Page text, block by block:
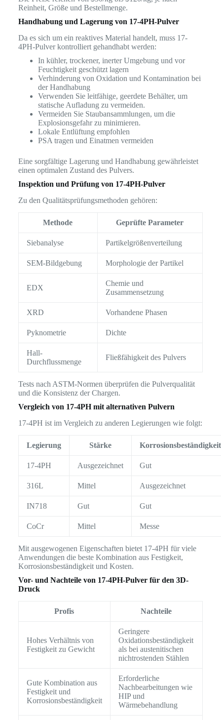
Reinheit, Größe und Bestellmenge.
Handhabung und Lagerung von 17-4PH-Pulver
Da es sich um ein reaktives Material handelt, muss 17-
4PH-Pulver kontrolliert gehandhabt werden:
In kühler, trockener, inerter Umgebung und vor
Feuchtigkeit geschützt lagern
Verhinderung von Oxidation und Kontamination bei
der Handhabung
Verwenden Sie leitfähige, geerdete Behälter, um
statische Aufladung zu vermeiden.
Vermeiden Sie Staubansammlungen, um die
Explosionsgefahr zu minimieren.
Lokale Entlüftung empfohlen
PSA tragen und Einatmen vermeiden
Eine sorgfältige Lagerung und Handhabung gewährleistet
einen optimalen Zustand des Pulvers.
Inspektion und Prüfung von 17-4PH-Pulver
Zu den Qualitätsprüfungsmethoden gehören:
Methode Geprüfte Parameter
Siebanalyse Partikelgrößenverteilung
SEM-Bildgebung Morphologie der Partikel
EDX
Chemie und
Zusammensetzung
XRD Vorhandene Phasen
Pyknometrie Dichte
Hall-
Durchflussmenge
Fließfähigkeit des Pulvers
Tests nach ASTM-Normen überprüfen die Pulverqualität
und die Konsistenz der Chargen.
Vergleich von 17-4PH mit alternativen Pulvern
17-4PH ist im Vergleich zu anderen Legierungen wie folgt:
Legierung Stärke Korrosionsbeständigkeit
17-4PH Ausgezeichnet Gut
316L Mittel Ausgezeichnet
IN718 Gut Gut
CoCr Mittel Messe
Mit ausgewogenen Eigenschaften bietet 17-4PH für viele
Anwendungen die beste Kombination aus Festigkeit,
Korrosionsbeständigkeit und Kosten.
Vor- und Nachteile von 17-4PH-Pulver für den 3D-
Druck
Profis Nachteile
Hohes Verhältnis von
Festigkeit zu Gewicht
Geringere
Oxidationsbeständigkeit
als bei austenitischen
nichtrostenden Stählen
Gute Kombination aus
Festigkeit und
Korrosionsbeständigkeit
Erforderliche
Nachbearbeitungen wie
HIP und
Wärmebehandlung